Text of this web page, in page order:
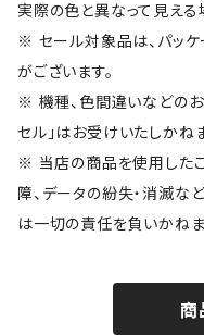
実際の色と異なって見える
※ セール対象品は、パッケ
がございます。
※ 機種、色間違いなどのお
セル」はお受けいたしかねま
※ 当店の商品を使用した
障、データの紛失・消滅な
は一切の責任を負いかねま
商